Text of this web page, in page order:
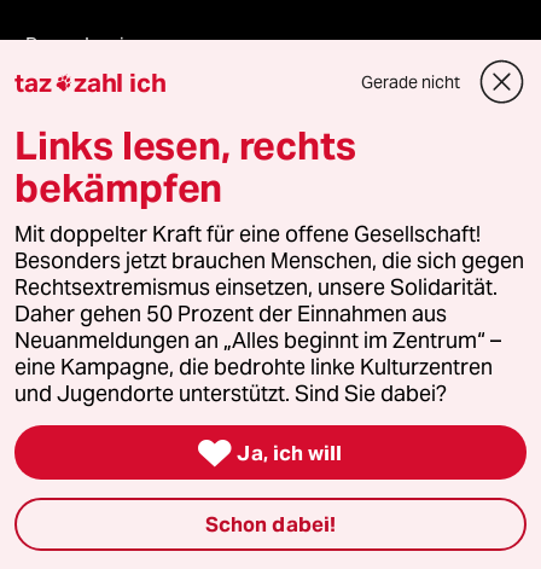
ePaper Login
© 2026 taz Verlags und Vertriebs GmbH
Alle Rechte vorbehalten. Bei rechtlichen Fragen oder für Genehmigungen
wenden Sie sich bitte anlizenzen@taz.de
Feedback Redaktionsstatut Kommune-Richtlinien
Leitlinie Informant Datenschutz Impressum AGB
Seitenwende Einwilligungen widerrufen (Ads)
taz zahl ich Gerade nicht
Links lesen, rechts
bekämpfen
Mit doppelter Kraft für eine offene Gesellschaft!
Besonders jetzt brauchen Menschen, die sich gegen
Rechtsextremismus einsetzen, unsere Solidarität.
Daher gehen 50 Prozent der Einnahmen aus
Neuanmeldungen an „Alles beginnt im Zentrum“ –
eine Kampagne, die bedrohte linke Kulturzentren
und Jugendorte unterstützt. Sind Sie dabei?
 Ja, ich will
Schon dabei!